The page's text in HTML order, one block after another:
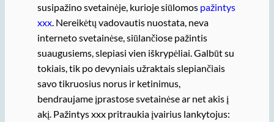
susipažino svetainėje, kurioje siūlomos pažintys
xxx. Nereikėtų vadovautis nuostata, neva
interneto svetainėse, siūlančiose pažintis
suaugusiems, slepiasi vien iškrypėliai. Galbūt su
tokiais, tik po devyniais užraktais slepiančiais
savo tikruosius norus ir ketinimus,
bendraujame įprastose svetainėse ar net akis į
akį. Pažintys xxx pritraukia įvairius lankytojus: